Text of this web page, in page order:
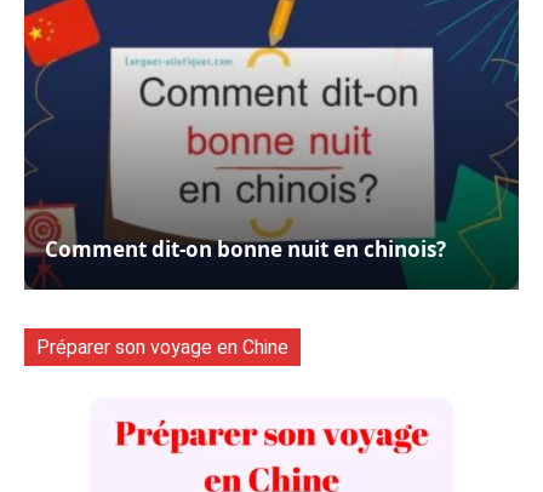
Comment dit-on bonne nuit en chinois?
Préparer son voyage en Chine